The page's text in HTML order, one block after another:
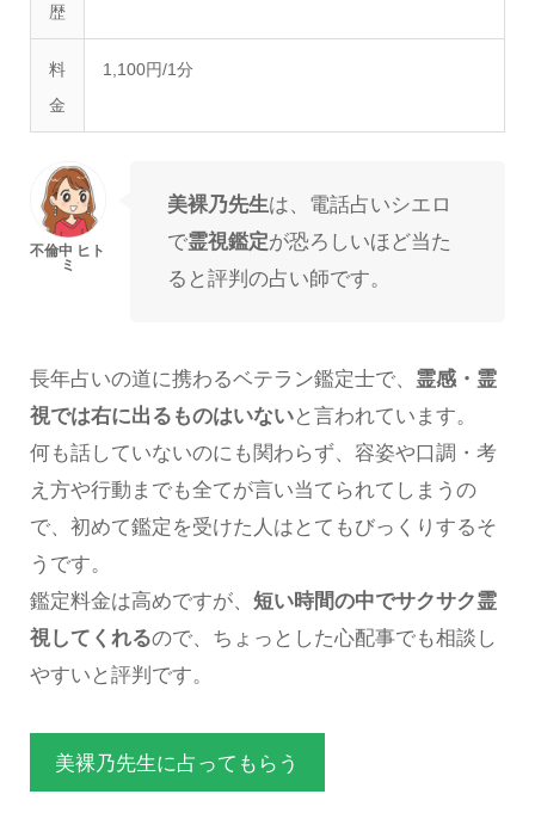
歴
料
金
1,100円/1分
美裸乃先生は、電話占いシエロ
で霊視鑑定が恐ろしいほど当た
ると評判の占い師です。
長年占いの道に携わるベテラン鑑定士で、 霊感・霊
視では右に出るものはいないと言われています。
何も話していないのにも関わらず、容姿や口調・考
え方や行動までも全てが言い当てられてしまうの
で、初めて鑑定を受けた人はとてもびっくりするそ
うです。
鑑定料金は高めですが、 短い時間の中でサクサク霊
視してくれるので、ちょっとした心配事でも相談し
やすいと評判です。
美裸乃先生に占ってもらう